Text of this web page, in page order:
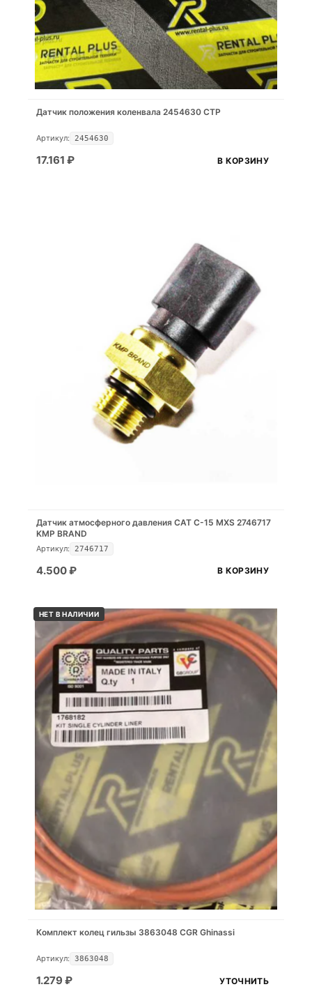
Датчик положения коленвала 2454630 CTP
Артикул: 2454630
17.161 ₽ В КОРЗИНУ
Датчик атмосферного давления CAT C-15 MXS 2746717
KMP BRAND
Артикул: 2746717
4.500₽ В КОРЗИНУ
НЕТ В НАЛИЧИИ
Комплект колец гильзы 3863048 CGR Ghinassi
Артикул: 3863048
1.279 ₽ УТОЧНИТЬ